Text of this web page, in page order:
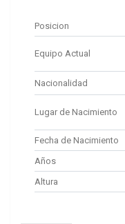
Posicion
Equipo Actual
Nacionalidad
Lugar de Nacimiento
Fecha de Nacimiento
Años
Altura